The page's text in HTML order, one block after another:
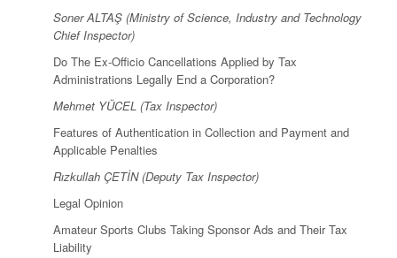
Soner ALTAŞ (Ministry of Science, Industry and Technology
Chief Inspector)
Do The Ex-Officio Cancellations Applied by Tax
Administrations Legally End a Corporation?
Mehmet YÜCEL (Tax Inspector)
Features of Authentication in Collection and Payment and
Applicable Penalties
Rızkullah ÇETİN (Deputy Tax Inspector)
Legal Opinion
Amateur Sports Clubs Taking Sponsor Ads and Their Tax
Liability